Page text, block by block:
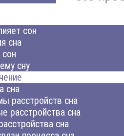
сон
сна
сну
сна
расстройств сна
расстройства сна
сна